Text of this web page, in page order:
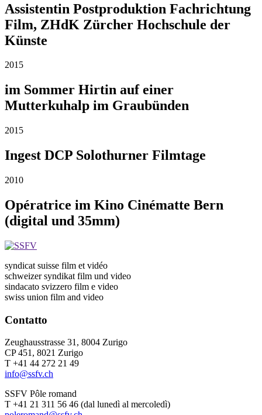
Assistentin Postproduktion Fachrichtung
Film, ZHdK Zürcher Hochschule der
Künste
2015
im Sommer Hirtin auf einer
Mutterkuhalp im Graubünden
2015
Ingest DCP Solothurner Filmtage
2010
Opératrice im Kino Cinématte Bern
(digital und 35mm)
syndicat suisse film et vidéo
schweizer syndikat film und video
sindacato svizzero film e video
swiss union film and video
Contatto
Zeughausstrasse 31, 8004 Zurigo
CP 451, 8021 Zurigo
T +41 44 272 21 49
info@ssfv.ch
SSFV Pôle romand
T +41 21 311 56 46 (dal lunedì al mercoledì)